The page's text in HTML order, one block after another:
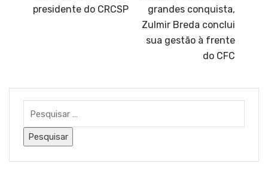
presidente do CRCSP
grandes conquista,
Zulmir Breda conclui
sua gestão à frente
do CFC